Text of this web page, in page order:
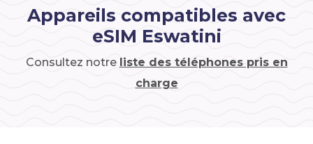
Appareils compatibles avec
eSIM Eswatini
Consultez notre liste des téléphones pris en
charge